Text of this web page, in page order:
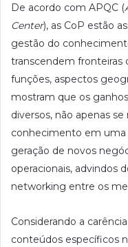
De acordo com APQC (
Center), as CoP estão
gestão do
transcendem fronteiras
funções, aspectos
mostram que os
diversos, não apenas
conhecimento em
geração de novos
operacionais, advindos
networking entre os
Considerando a
conteúdos específicos